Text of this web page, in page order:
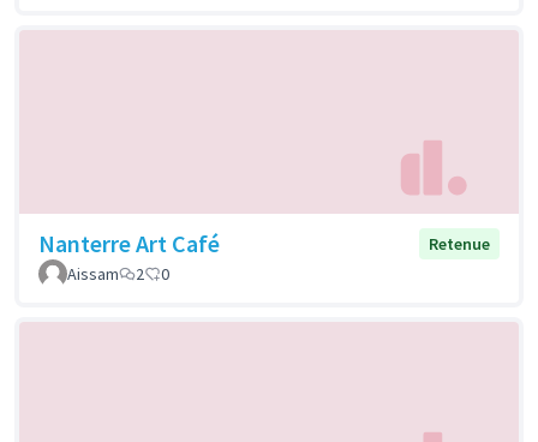
Nanterre Art Café
Retenue
Aissam
2 0